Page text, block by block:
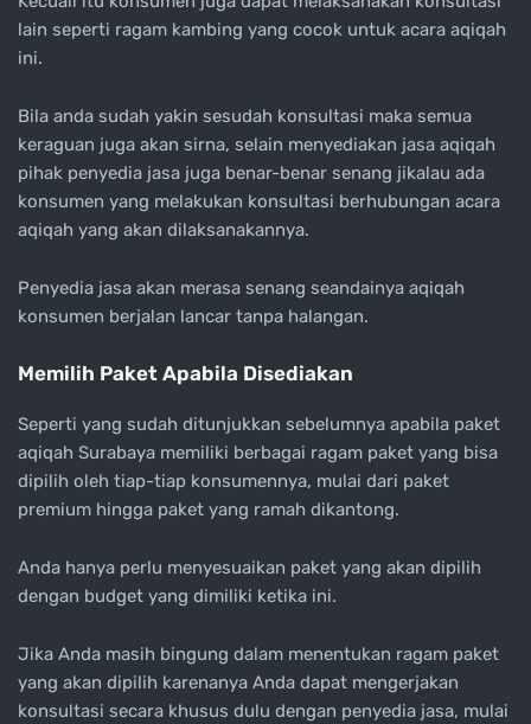
lain seperti ragam kambing yang cocok untuk acara aqiqah
ini.
Bila anda sudah yakin sesudah konsultasi maka semua
keraguan juga akan sirna, selain menyediakan jasa aqiqah
pihak penyedia jasa juga benar-benar senang jikalau ada
konsumen yang melakukan konsultasi berhubungan acara
aqiqah yang akan dilaksanakannya.
Penyedia jasa akan merasa senang seandainya aqiqah
konsumen berjalan lancar tanpa halangan.
Memilih Paket Apabila Disediakan
Seperti yang sudah ditunjukkan sebelumnya apabila paket
aqiqah Surabaya memiliki berbagai ragam paket yang bisa
dipilih oleh tiap-tiap konsumennya, mulai dari paket
premium hingga paket yang ramah dikantong.
Anda hanya perlu menyesuaikan paket yang akan dipilih
dengan budget yang dimiliki ketika ini.
Jika Anda masih bingung dalam menentukan ragam paket
yang akan dipilih karenanya Anda dapat mengerjakan
konsultasi secara khusus dulu dengan penyedia jasa, mulai